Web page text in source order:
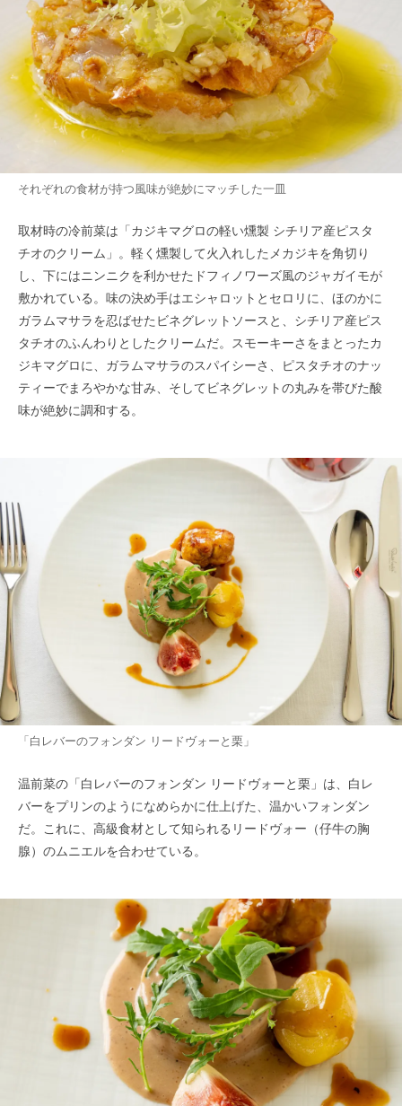
それぞれの食材が持つ風味が絶妙にマッチした一皿
取材時の冷前菜は「カジキマグロの軽い燻製 シチリア産ピスタ
チオのクリーム」。軽く燻製して火入れしたメカジキを角切り
し、下にはニンニクを利かせたドフィノワーズ風のジャガイモが
敷かれている。味の決め手はエシャロットとセロリに、ほのかに
ガラムマサラを忍ばせたビネグレットソースと、シチリア産ピス
タチオのふんわりとしたクリームだ。スモーキーさをまとったカ
ジキマグロに、ガラムマサラのスパイシーさ、ピスタチオのナッ
ティーでまろやかな甘み、そしてビネグレットの丸みを帯びた酸
味が絶妙に調和する。
「白レバーのフォンダン リードヴォーと栗」
温前菜の「白レバーのフォンダン リードヴォーと栗」は、白レ
バーをプリンのようになめらかに仕上げた、温かいフォンダン
だ。これに、高級食材として知られるリードヴォー（仔牛の胸
腺）のムニエルを合わせている。